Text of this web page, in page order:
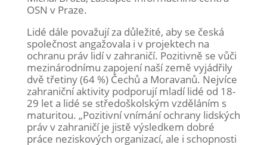
OSN v Praze.
Lidé dále považují za důležité, aby se česká
společnost angažovala i v projektech na
ochranu práv lidí v zahraničí. Pozitivně se vůči
mezinárodnímu zapojení naší země vyjádřily
dvě třetiny (64 %) Čechů a Moravanů. Nejvíce
zahraniční aktivity podporují mladí lidé od 18-
29 let a lidé se středoškolským vzděláním s
maturitou. „Pozitivní vnímání ochrany lidských
práv v zahraničí je jistě výsledkem dobré
práce neziskových organizací, ale i schopnosti